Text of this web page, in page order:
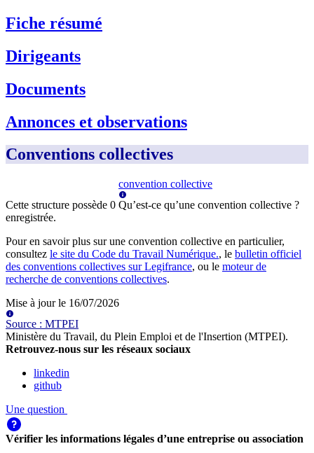
Fiche résumé
Dirigeants
Documents
Annonces et observations
Conventions collectives
Cette structure possède 0
convention collective
Qu’est-ce qu’une convention collective ?
enregistrée.
Pour en savoir plus sur une convention collective en particulier,
consultez le site du Code du Travail Numérique., le bulletin officiel
des conventions collectives sur Legifrance, ou le moteur de
recherche de conventions collectives.
Mise à jour le 16/07/2026
Source : MTPEI
Ministère du Travail, du Plein Emploi et de l'Insertion (MTPEI).
Retrouvez-nous sur les réseaux sociaux
linkedin
github
Une question
Vérifier les informations légales d’une entreprise ou association